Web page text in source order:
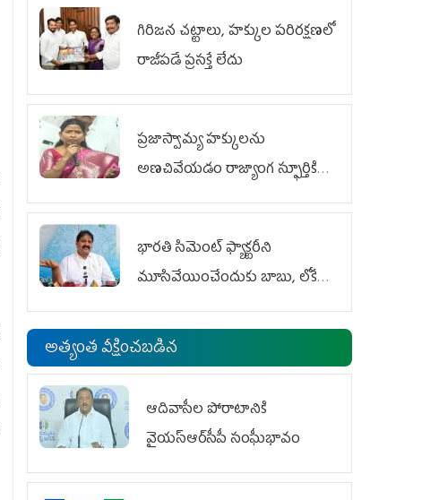
గిరిజన చట్టాలు, హక్కుల పరిరక్షణలో
రాజీపడే ప్రసక్తే లేదు
ప్రజాస్వామ్య హక్కులను
అణచివేయడం రాజ్యాంగ స్ఫూర్తికి
విరుద్ధం
భారతి సిమెంట్ ఫ్యాక్టరీని
మూసివేయించేందుకు బాబు, లోకేశ్
కుట్ర
అత్యంత వీక్షించబడిన
ఆదివాసీల పోరాటానికి
వైయ‌స్ఆర్‌సీపీ సంఘీభావం